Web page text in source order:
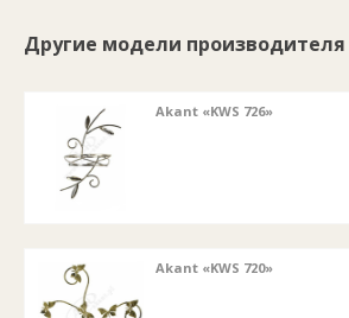
Другие модели производителя
Akant «KWS 726»
Akant «KWS 720»